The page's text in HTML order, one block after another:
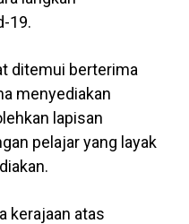
19.
ditemui berterima
menyediakan
lapisan
pelajar yang layak
kerajaan atas